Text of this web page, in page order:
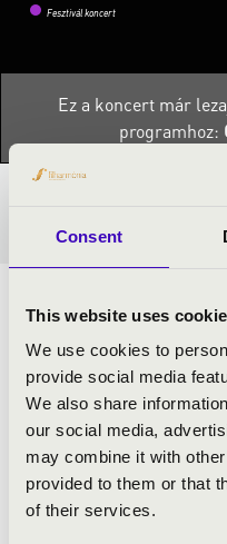
Consent
This website uses
We use cookies to
provide social media
We also share
our social media,
may combine it with
provided to them or that
of their services.
Fesztivál koncert
Ez a koncert már
programhoz:
ELŐADÓK:
Lőrinczi Lehel- orgona
MŰSOR:
Froberger: Fantasia
201